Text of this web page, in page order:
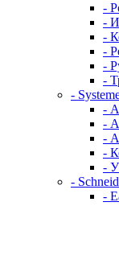
-
-
-
-
-
-
-
-
-
-
-
-
-
-